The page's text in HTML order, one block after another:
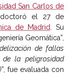
San Carlos de
doctoró el 27 de
de Madrid
. Su
Geomática”,
de fallas
la peligrosidad
”, fue evaluada con